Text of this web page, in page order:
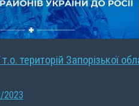
територій Запорізької
2023